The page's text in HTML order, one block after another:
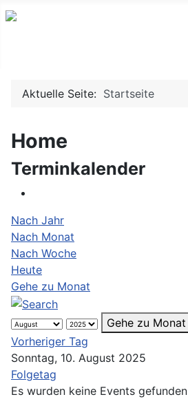
Aktuelle Seite: Startseite
Home
Terminkalender
Nach Jahr
Nach Monat
Nach Woche
Heute
Gehe zu Monat
Gehe zu Monat
Vorheriger Tag
Sonntag, 10. August 2025
Folgetag
Es wurden keine Events gefunden